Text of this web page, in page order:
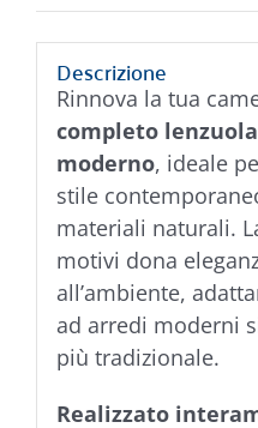
Descrizione
Rinnova la tua
completo
moderno, ideale
stile
materiali naturali.
motivi dona
all’ambiente,
ad arredi moderni
più tradizionale.
Realizzato